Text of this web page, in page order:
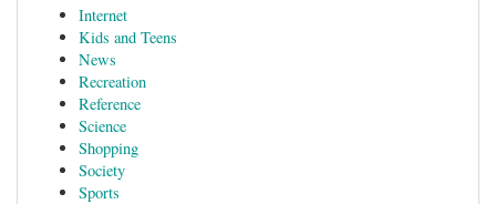
Internet
Kids and Teens
News
Recreation
Reference
Science
Shopping
Society
Sports